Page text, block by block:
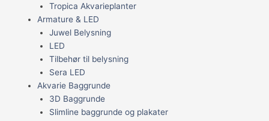
Tropica Akvarieplanter
Armature & LED
Juwel Belysning
LED
Tilbehør til belysning
Sera LED
Akvarie Baggrunde
3D Baggrunde
Slimline baggrunde og plakater